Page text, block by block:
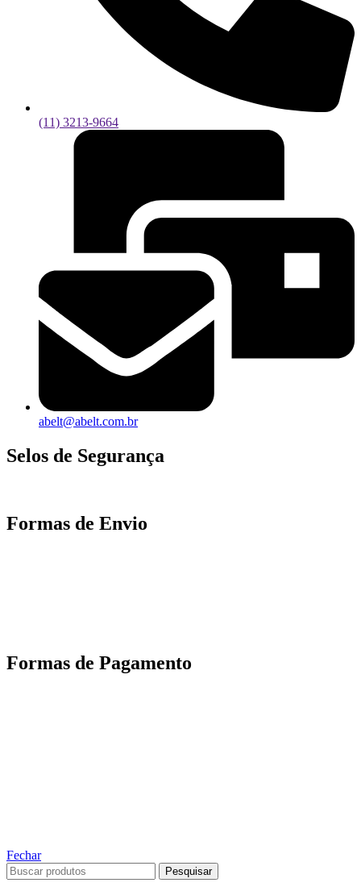
(11) 3213-9664
abelt@abelt.com.br
Selos de Segurança
Formas de Envio
Formas de Pagamento
Fechar
Pesquisar